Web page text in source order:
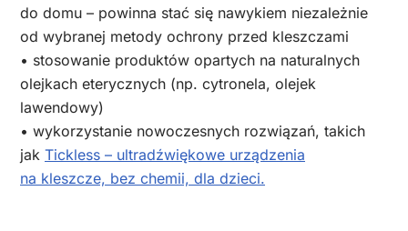
do domu – powinna stać się nawykiem niezależnie
od wybranej metody ochrony przed kleszczami
• stosowanie produktów opartych na naturalnych
olejkach eterycznych (np. cytronela, olejek
lawendowy)
• wykorzystanie nowoczesnych rozwiązań, takich
jak Tickless – ultradźwiękowe urządzenia
na kleszcze, bez chemii, dla dzieci.